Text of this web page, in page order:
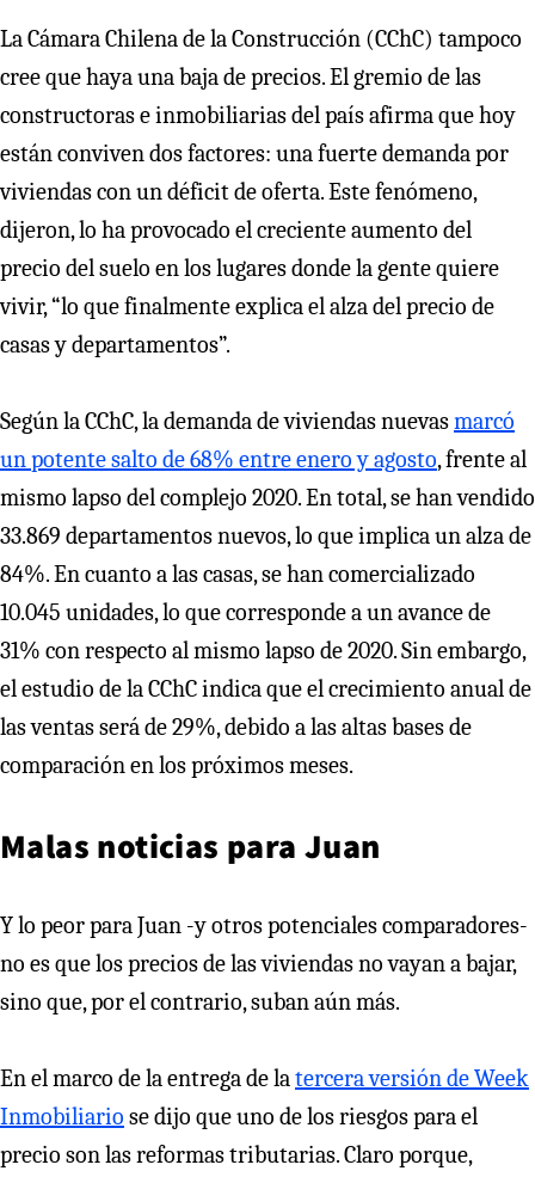
La Cámara Chilena de la Construcción (CChC) tampoco
cree que haya una baja de precios. El gremio de las
constructoras e inmobiliarias del país afirma que hoy
están conviven dos factores: una fuerte demanda por
viviendas con un déficit de oferta. Este fenómeno,
dijeron, lo ha provocado el creciente aumento del
precio del suelo en los lugares donde la gente quiere
vivir, “lo que finalmente explica el alza del precio de
casas y departamentos”.
Según la CChC, la demanda de viviendas nuevasmarcó
un potente salto de 68% entre enero y agosto, frente al
mismo lapso del complejo 2020. En total, se han vendido
33.869 departamentos nuevos, lo que implica un alza de
84%. En cuanto a las casas, se han comercializado
10.045 unidades, lo que corresponde a un avance de
31% con respecto al mismo lapso de 2020. Sin embargo,
el estudio de la CChC indica que el crecimiento anual de
las ventas será de 29%, debido a las altas bases de
comparación en los próximos meses.
Malas noticias para Juan
Y lo peor para Juan -y otros potenciales comparadores-
no es que los precios de las viviendas no vayan a bajar,
sino que, por el contrario, suban aún más.
En el marco de la entrega de latercera versión de Week
Inmobiliario se dijo que uno de los riesgos para el
precio son las reformas tributarias. Claro porque,